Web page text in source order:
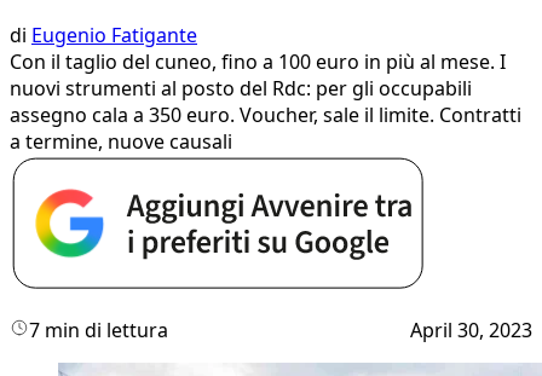
di Eugenio Fatigante
Con il taglio del cuneo, fino a 100 euro in più al mese. I
nuovi strumenti al posto del Rdc: per gli occupabili
assegno cala a 350 euro. Voucher, sale il limite. Contratti
a termine, nuove causali
7 min di lettura April 30, 2023